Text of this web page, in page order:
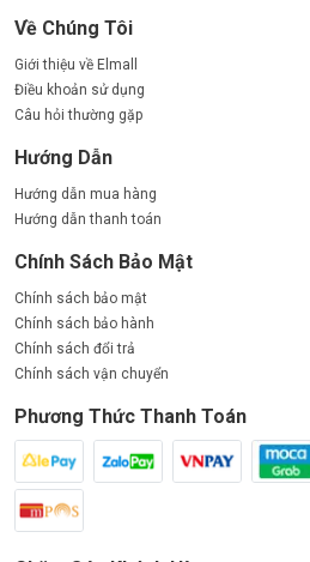
2. Ưu điểm của đèn Highbay
giúp tối ưu hóa chi phí và hiệu quả
dụng:
năng tiêu thụ mà vẫn đảm bảo
giảm chi phí điện cho các
dụng.
Tuổi thọ cao: Đèn Highbay
đến 50.000 giờ, giúp tiết kiệm
đèn trong suốt quá trình sử dụng.
Ánh sáng mạnh mẽ và đồng
highbay 200W philips cung cấp
đặn, không tạo bóng tối hay
tăng cường hiệu quả làm việc.
Khả năng chống bụi và nước:
philips có chỉ số bảo vệ IP65, có
ngoài trời hoặc trong môi
Về Chúng Tôi
Giới thiệu về Elmall
Điều khoản sử dụng
Câu hỏi thường gặp
Hướng Dẫn
Hướng dẫn mua hàng
Hướng dẫn thanh toán
Chính Sách Bảo Mật
Chính sách bảo mật
Chính sách bảo hành
Chính sách đổi trả
Chính sách vận chuyển
Phương Thức Thanh Toán